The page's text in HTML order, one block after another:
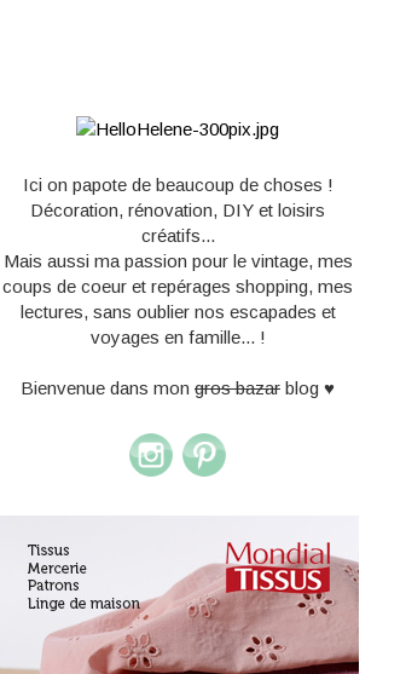
Ici on papote de beaucoup de choses !
Décoration, rénovation, DIY et loisirs
créatifs...
Mais aussi ma passion pour le vintage, mes
coups de coeur et repérages shopping, mes
lectures, sans oublier nos escapades et
voyages en famille... !
Bienvenue dans mon gros bazar blog ♥